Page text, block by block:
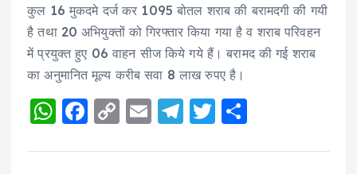
कुल 16 मुकदमे दर्ज कर 1095 बोतल शराब की बरामदगी की गयी
है तथा 20 अभियुक्तों को गिरफ्तार किया गया है व शराब परिवहन
में प्रयुक्त हुए 06 वाहन सीज किये गये हैं। बरामद की गई शराब
का अनुमानित मूल्य करीब सवा 8 लाख रुपए है।
W
a
F
c
C
p
E
ai
T
e
T
it a